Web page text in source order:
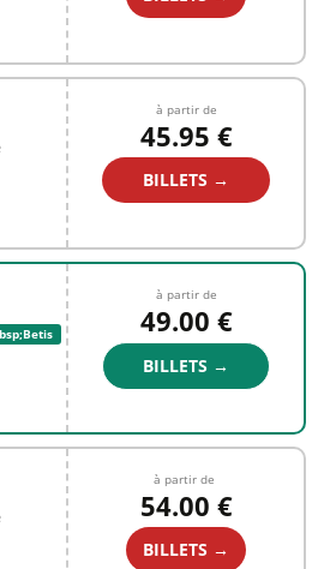
à partir de
45.95 €
BILLETS →
à partir de
49.00 €
BILLETS →
à partir de
54.00 €
BILLETS →